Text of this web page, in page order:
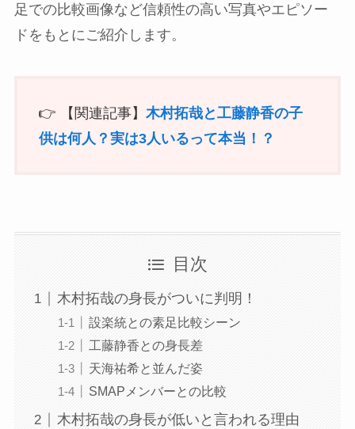
足での比較画像など信頼性の高い写真やエピソー
ドをもとにご紹介します。
👉 【関連記事】 木村拓哉と工藤静香の子
供は何人？実は3人いるって本当！？
目次
木村拓哉の身長がついに判明！
設楽統との素足比較シーン
工藤静香との身長差
天海祐希と並んだ姿
SMAPメンバーとの比較
木村拓哉の身長が低いと言われる理由